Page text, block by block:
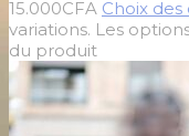
15.000CFA Choix
variations. Les
du produit